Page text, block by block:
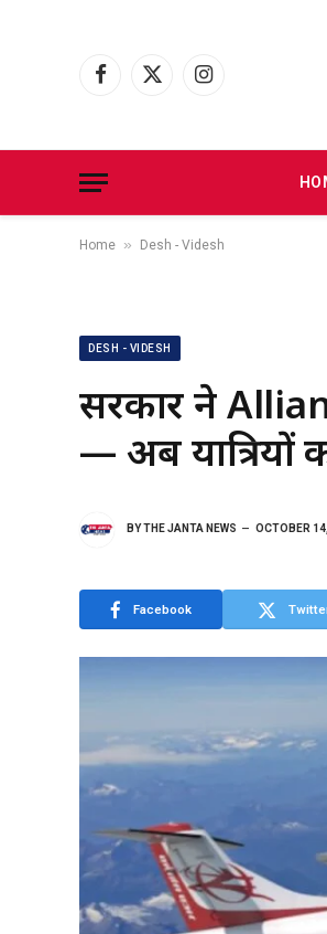
Facebook
X
Instagram
Home » Desh - Videsh
DESH - VIDESH
सरकार ने
— अब यात्रियों
BYTHE JANTA NEWS OCTOBER
Facebook